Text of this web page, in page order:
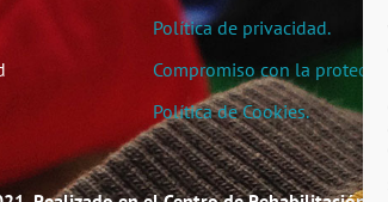
Política de privacidad.
Compromiso con la
Política de Cookies.